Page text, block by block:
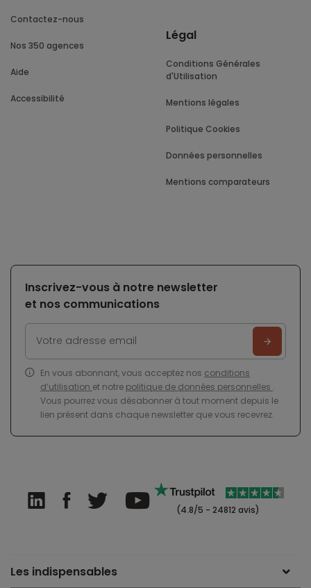
Contactez-nous
Nos 350 agences
Aide
Accessibilité
Légal
Conditions Générales
d'Utilisation
Mentions légales
Politique Cookies
Données personnelles
Mentions comparateurs
Inscrivez-vous à notre newsletter
et nos communications
En vous abonnant, vous acceptez nos conditions
d’utilisation et notre politique de données personnelles .
Vous pourrez vous désabonner à tout moment depuis le
lien présent dans chaque newsletter que vous recevrez.
(4.8/5 - 24812 avis)
Les indispensables